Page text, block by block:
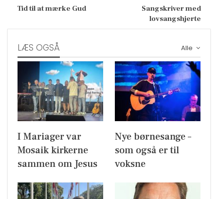
Tid til at mærke Gud
Sangskriver med
lovsangshjerte
Alle
LÆS OGSÅ
I Mariager var
Mosaik kirkerne
sammen om Jesus
Nye børnesange –
som også er til
voksne